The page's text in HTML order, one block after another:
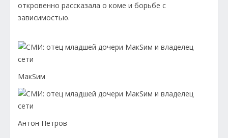
откровенно рассказала о коме и борьбе с
зависимостью.
МакSим
Антон Петров